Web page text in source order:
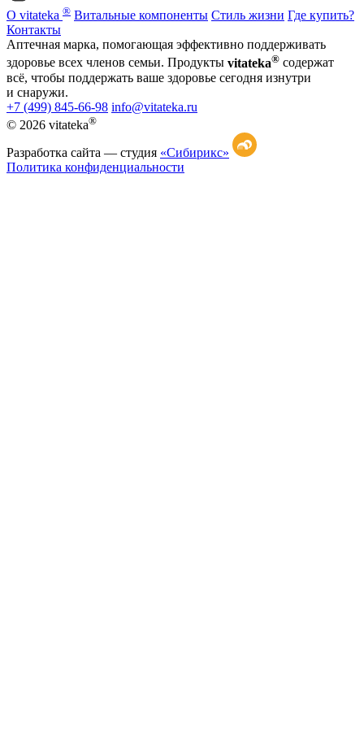
О vitateka ® Витальные компоненты Стиль жизни Где купить?
Контакты
Аптечная марка, помогающая эффективно поддерживать
здоровье всех членов семьи. Продукты vitateka® содержат
всё, чтобы поддержать ваше здоровье сегодня изнутри
и снаружи.
+7 (499) 845-66-98 info@vitateka.ru
© 2026 vitateka®
Разработка сайта — студия «Сибирикс»
Политика конфиденциальности